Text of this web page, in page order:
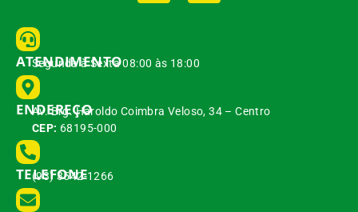
ATENDIMENTO
Segunda à Sexta 08:00 às 18:00
ENDEREÇO
Av. Brg. Haroldo Coimbra Veloso, 34 – Centro
CEP: 68195-000
TELEFONE
(93) 3542-1266